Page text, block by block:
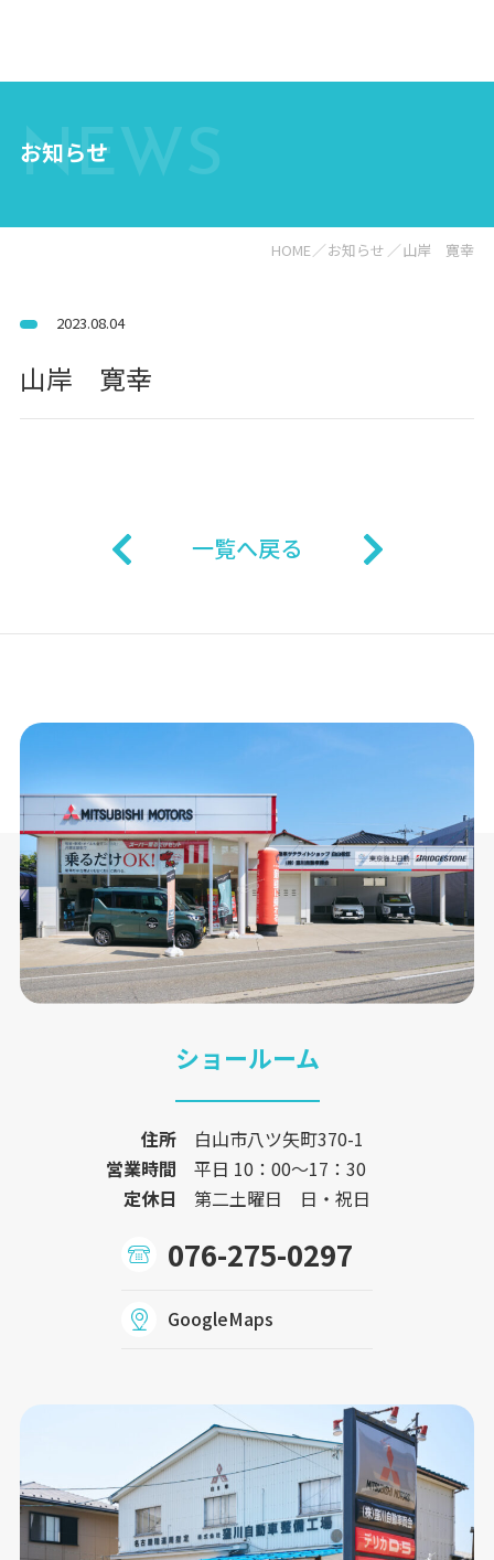
NEWS
お知らせ
HOME お知らせ 山岸 寛幸
2023.08.04
山岸 寛幸
一覧へ戻る
ショールーム
住所
白山市八ツ矢町370-1
営業時間
平日 10：00〜17：30
定休日
第二土曜日 日・祝日
076-275-0297
GoogleMaps